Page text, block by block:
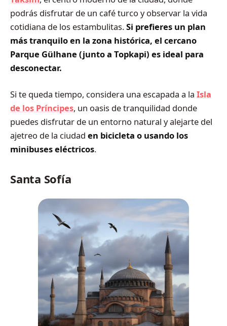
podrás disfrutar de un café turco y observar la vida
cotidiana de los estambulitas.Si prefieres un plan
más tranquilo en la zona histórica, el cercano
Parque Gülhane (junto a Topkapi) es ideal para
desconectar.
Si te queda tiempo, considera una escapada a la Isla
de los Príncipes, un oasis de tranquilidad donde
puedes disfrutar de un entorno natural y alejarte del
ajetreo de la ciudad en bicicleta o usando los
minibuses eléctricos.
Santa Sofía